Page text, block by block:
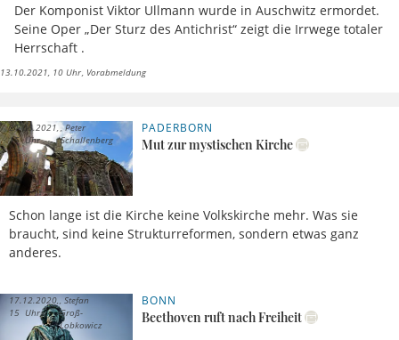
Der Komponist Viktor Ullmann wurde in Auschwitz ermordet.
Seine Oper „Der Sturz des Antichrist“ zeigt die Irrwege totaler
Herrschaft .
13.10.2021, 10 Uhr Vorabmeldung
PADERBORN
Mut zur mystischen Kirche
Schon lange ist die Kirche keine Volkskirche mehr. Was sie
braucht, sind keine Strukturreformen, sondern etwas ganz
anderes.
21.06.2021,
15 Uhr
Peter
Schallenberg
BONN
Beethoven ruft nach Freiheit
17.12.2020,
15 Uhr
Stefan
Groß-
Lobkowicz